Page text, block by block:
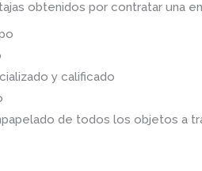
obtenidos por contratar una
y calificado
de todos los objetos a